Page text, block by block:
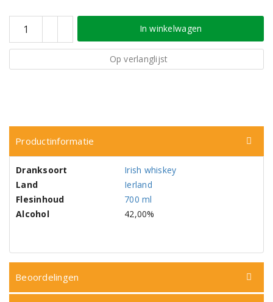
In winkelwagen
Op verlanglijst
Productinformatie
Dranksoort
Irish whiskey
Land
Ierland
Flesinhoud
700 ml
Alcohol
42,00%
Beoordelingen